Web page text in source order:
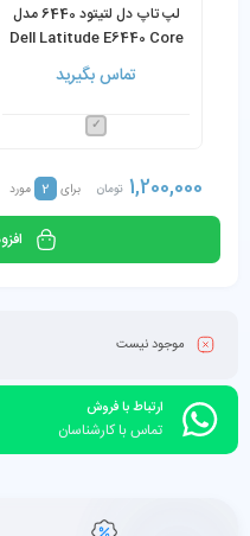
لپ تاپ دل لتیتود 6440 مدل
Dell Latitude E6440 Core
i7-4610M 8GB 256GB SSD
14 inch
تماس بگیرید
1,200,000 تومان برای 2 مورد
موجود نیست
ارتباط با فروش
تماس با کارشناسان